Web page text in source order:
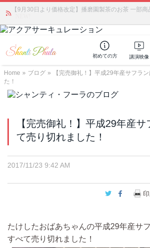
【9月30日より価格改定】播磨園製茶のお茶 一部
かつて愛されていた人気商品が復活！夏場に活躍す
初めての方 講演映像
Home » ブログ »
【完売御礼！】平成29年産サフラ
た！
【完売御礼！】平成29年産
て売り切れました！
2017/11/23 9:42 AM
Twitter
たけしたおばあちゃんの平成29年産サ
すべて売り切れました！